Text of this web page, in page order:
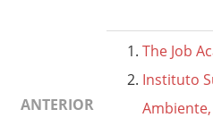
ANTERIOR
The Job
Instituto
Ambiente,